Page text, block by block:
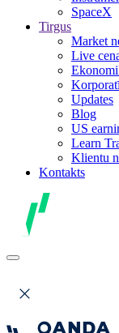
SpaceX
Tirgus
Market
Live
Updates
Blog
US
Learn
Klientu
Kontakts